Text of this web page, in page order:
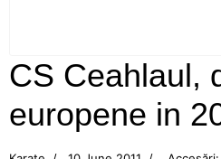
Campionatul Balcanic de
Flotila pietreană a adus
CS Ceahlaul,
europene in